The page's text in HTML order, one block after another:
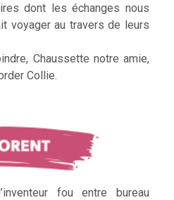
dont les échanges nous
voyager au travers de leurs
Chaussette notre amie,
Collie.
fou entre bureau